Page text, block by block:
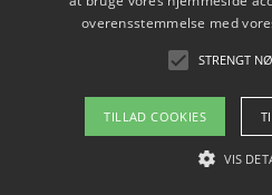
Copyright 2026 -
Om / kontakt
Blog
overensstemmelse med
STRENGT
TILLAD COOKIES
VIS